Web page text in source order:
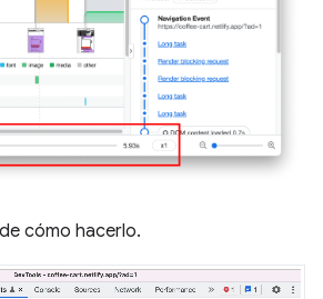
cómo hacerlo.